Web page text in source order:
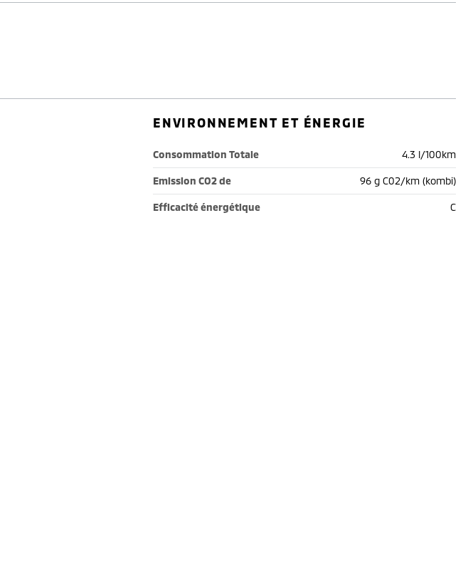
ENVIRONNEMENT ET ÉNERGIE
Consommation Totale 4.3 l/100km
Emission CO2 de 96 g C02/km (kombi)
Efficacité énergétique C